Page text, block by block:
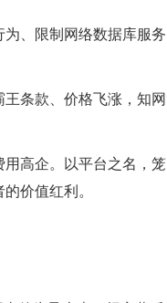
、限制网络数据库服务
条款、价格飞涨，知网
高企。以平台之名，笼
价值红利。